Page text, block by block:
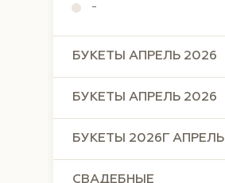
-
БУКЕТЫ АПРЕЛЬ 2026
БУКЕТЫ АПРЕЛЬ 2026
БУКЕТЫ 2026Г АПРЕЛЬ
СВАДЕБНЫЕ